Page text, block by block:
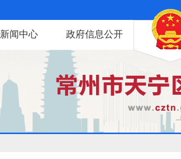
新闻中心 政府信息公开